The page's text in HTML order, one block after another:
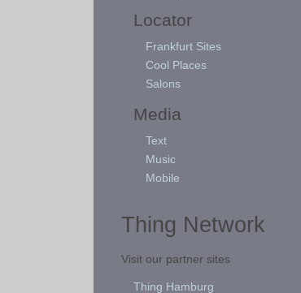
Locator
Frankfurt Sites
Cool Places
Salons
Media
Text
Music
Mobile
Thing Network
Visit our partner sites
Thing Hamburg